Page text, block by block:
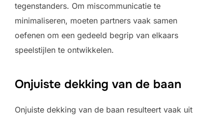
tegenstanders. Om miscommunicatie te
minimaliseren, moeten partners vaak samen
oefenen om een gedeeld begrip van elkaars
speelstijlen te ontwikkelen.
Onjuiste dekking van de baan
Onjuiste dekking van de baan resulteert vaak uit